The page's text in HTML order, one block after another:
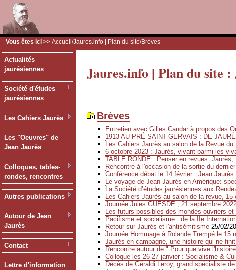
Vous êtes ici >> Accueil /Jaures.info | Plan du site/Brèves
Actualités
jaurésiennes
Société d'études
jaurésiennes
Les Cahiers Jaurès
Les "Oeuvres" de
Jean Jaurès
Colloques, tables-
rondes, rencontres
Autres publications
Autour de Jean
Jaurès
Contact
Lettre d'information
Jaures.info | Plan du site :
Brèves
Entretien avec Gilles Candar à propos des
1913 AU PRÉ SAINT-GERVAIS : DE
Les Cahiers Jaurès au salon de la Revue du
6 octobre 2023 : Jaurès, vivant parmi les
TABLE RONDE : Penser en revues. Jaurès,
Rencontre à l'occasion de la sortie du
Conférence débat le 14 février : Jean Jaurès
Le voyage de Jean Jaurès en Amérique:
La Société d’études jaurésiennes aux
Les Cahiers Jaurès au salon de la revue, 15
Journée Jules GUESDE , 21 septembre 2022
Les futurs possibles des mondes ouvriers et
Pacifisme et socialisme : de la IIe
Retour sur Jaurès et l'antisémitisme 25/02/
Journée Hommage à Rolande Trempé le 15
Jaurès en campagne, une histoire qui ne finit
Rencontre autour de " Pour que vive
Colloque les 26-27 janvier : Socialisme &
Décès de Géraldi Leroy, grand spécialiste